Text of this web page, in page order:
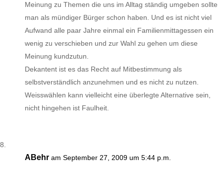
Meinung zu Themen die uns im Alltag ständig umgeben sollte
man als mündiger Bürger schon haben. Und es ist nicht viel
Aufwand alle paar Jahre einmal ein Familienmittagessen ein
wenig zu verschieben und zur Wahl zu gehen um diese
Meinung kundzutun.
Dekantent ist es das Recht auf Mitbestimmung als
selbstverständlich anzunehmen und es nicht zu nutzen.
Weisswählen kann vielleicht eine überlegte Alternative sein,
nicht hingehen ist Faulheit.
ABehr am September 27, 2009 um 5:44 p.m.